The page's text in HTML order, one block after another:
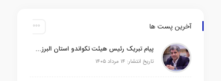
آخرین پست ها
پیام تبریک رئیس هیئت تکواندو استان البرز به مناسبت انتصاب رئیس امور استان‌ها و مجامع فدراسیون تکواندو
تاریخ انتشار: ۱۴ مرداد ۱۴۰۵